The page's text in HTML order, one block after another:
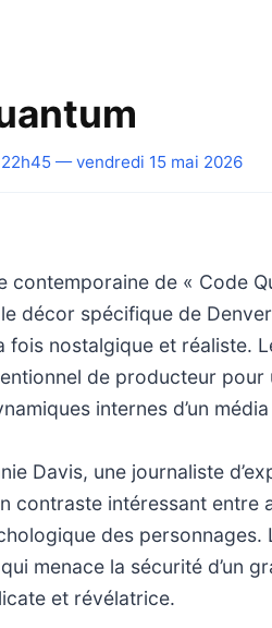
22h45 — vendredi 15 mai 2026
contemporaine de « Code
le décor spécifique de
fois nostalgique et réaliste.
de producteur
internes d’un
Davis, une journaliste
contraste intéressant entre
des personnages.
menace la sécurité d’un
et révélatrice.